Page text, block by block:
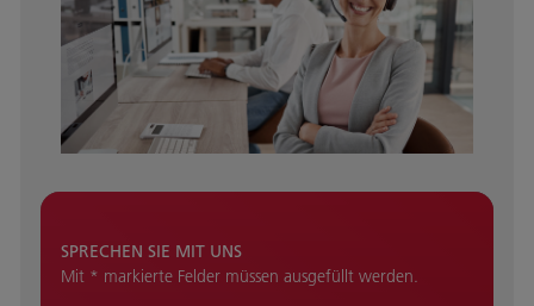
SPRECHEN SIE MIT UNS
Mit * markierte Felder müssen ausgefüllt werden.